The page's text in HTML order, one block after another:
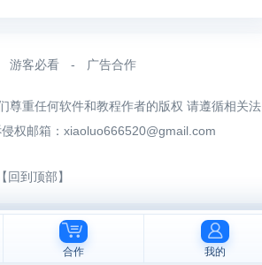
游客必看 - 广告合作
尊重任何软件和教程作者的版权 请遵循相关法
权邮箱： xiaoluo666520@gmail.com
【回到顶部】
合作 我的